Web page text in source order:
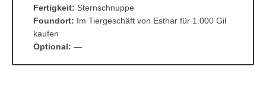
Fertigkeit: Sternschnuppe
Foundort: Im Tiergeschäft von Esthar für 1.000 Gil
kaufen
Optional: —